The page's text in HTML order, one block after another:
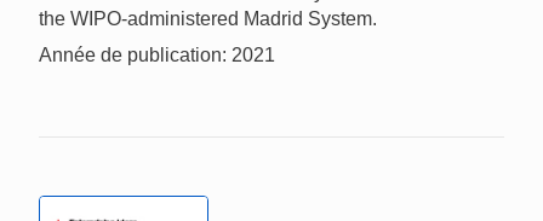
the WIPO-administered Madrid System.
Année de publication: 2021